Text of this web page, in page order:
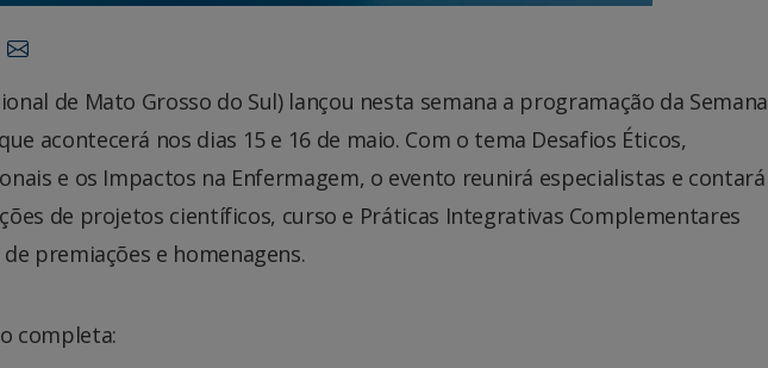
de Mato Grosso do Sul) lançou nesta semana a programação da Semana
acontecerá nos dias 15 e 16 de maio. Com o tema Desafios Éticos,
e os Impactos na Enfermagem, o evento reunirá especialistas e contará
de projetos científicos, curso e Práticas Integrativas Complementares
de premiações e homenagens.
completa: